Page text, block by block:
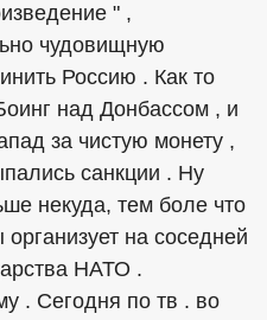
" ,
чудовищную
Россию . Как то
над Донбассом , и
за чистую монету ,
санкции . Ну
некуда, тем боле что
на соседней
НАТО .
. Сегодня по тв . во